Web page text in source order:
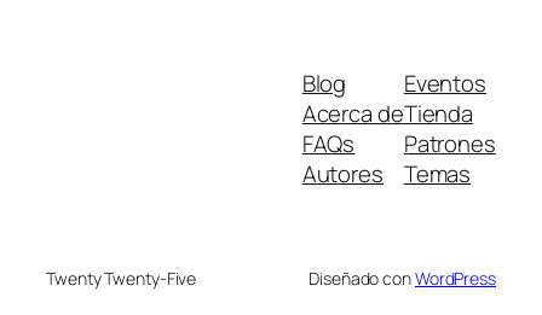
Blog
Acerca de
FAQs
Autores
Eventos
Tienda
Patrones
Temas
Twenty Twenty-Five Diseñado conWordPress